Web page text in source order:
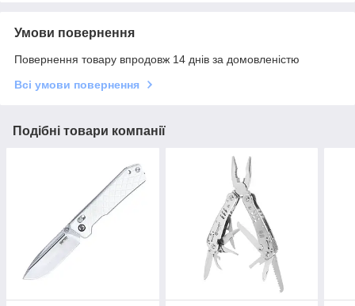
Умови повернення
Повернення товару впродовж 14 днів за домовленістю
Всі умови повернення
Подібні товари компанії